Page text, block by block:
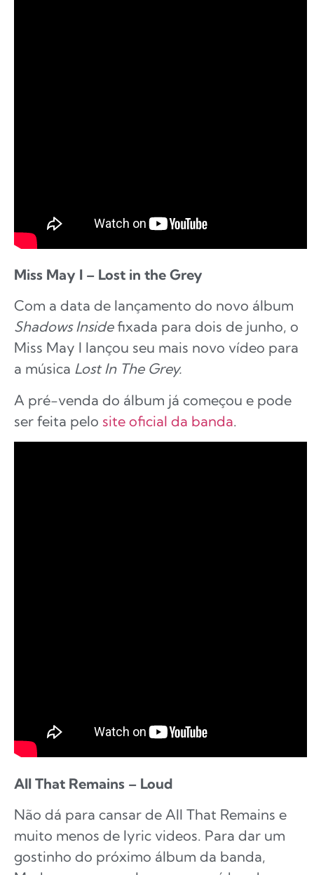
Miss May I – Lost in the Grey
Com a data de lançamento do novo álbum
Shadows Inside fixada para dois de junho, o
Miss May I lançou seu mais novo vídeo para
a música Lost In The Grey.
A pré-venda do álbum já começou e pode
ser feita pelo site oficial da banda.
All That Remains – Loud
Não dá para cansar de All That Remains e
muito menos de lyric videos. Para dar um
gostinho do próximo álbum da banda,